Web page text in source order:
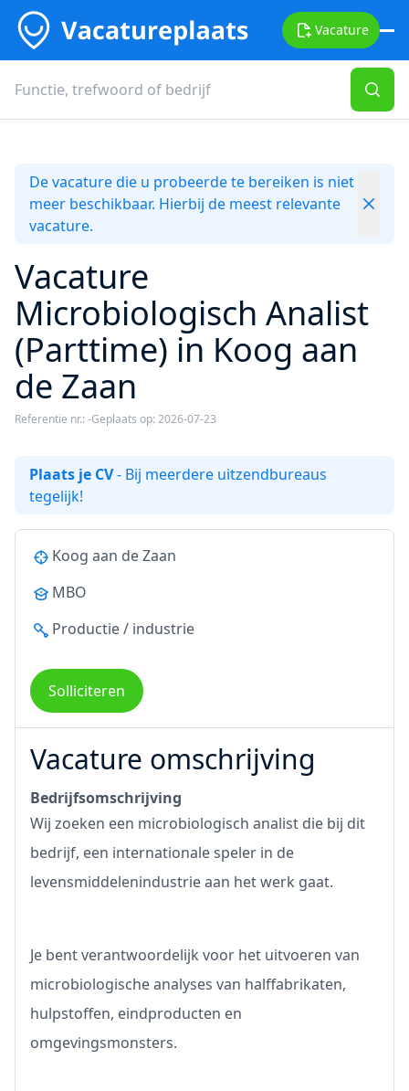
Vacature
De vacature die u probeerde te bereiken is niet
meer beschikbaar. Hierbij de meest relevante
vacature.
Vacature
Microbiologisch Analist
(Parttime) in Koog aan
de Zaan
Referentie nr.: -Geplaats op: 2026-07-23
Plaats je CV- Bij meerdere uitzendbureaus
tegelijk!
Koog aan de Zaan
MBO
Productie / industrie
Solliciteren
Vacature omschrijving
Bedrijfsomschrijving
Wij zoeken een microbiologisch analist die bij dit
bedrijf, een internationale speler in de
levensmiddelenindustrie aan het werk gaat.
Je bent verantwoordelijk voor het uitvoeren van
microbiologische analyses van halffabrikaten,
hulpstoffen, eindproducten en
omgevingsmonsters.